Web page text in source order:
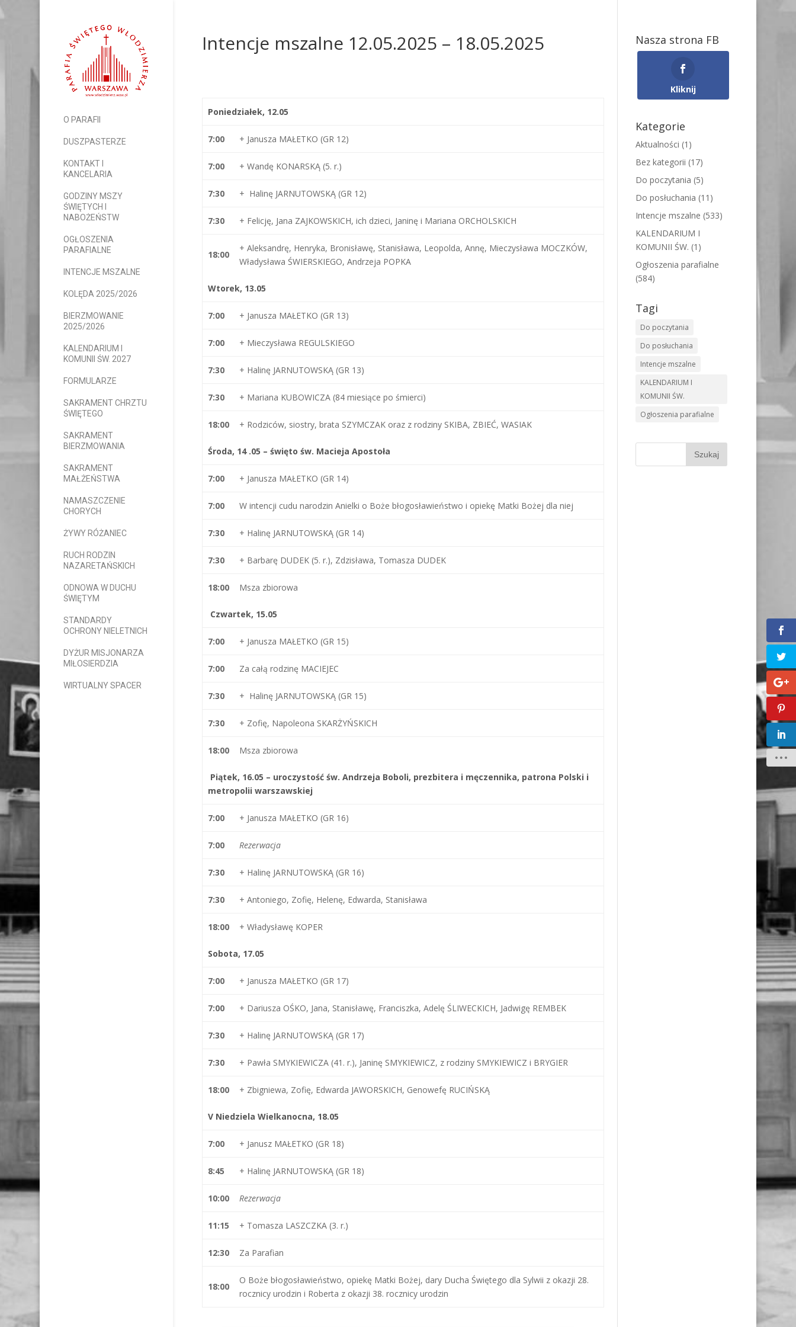
O PARAFII
DUSZPASTERZE
KONTAKT I
KANCELARIA
GODZINY MSZY
ŚWIĘTYCH I
NABOŻEŃSTW
OGŁOSZENIA
PARAFIALNE
INTENCJE MSZALNE
KOLĘDA 2025/2026
BIERZMOWANIE
2025/2026
KALENDARIUM I
KOMUNII ŚW. 2027
FORMULARZE
SAKRAMENT CHRZTU
ŚWIĘTEGO
SAKRAMENT
BIERZMOWANIA
SAKRAMENT
MAŁŻEŃSTWA
NAMASZCZENIE
CHORYCH
ŻYWY RÓŻANIEC
RUCH RODZIN
NAZARETAŃSKICH
ODNOWA W DUCHU
ŚWIĘTYM
STANDARDY
OCHRONY NIELETNICH
DYŻUR MISJONARZA
MIŁOSIERDZIA
WIRTUALNY SPACER
Intencje mszalne 12.05.2025 – 18.05.2025
Poniedziałek, 12.05
7:00 + Janusza MAŁETKO (GR 12)
7:00 + Wandę KONARSKĄ (5. r.)
7:30 + Halinę JARNUTOWSKĄ (GR 12)
7:30 + Felicję, Jana ZAJKOWSKICH, ich dzieci, Janinę i Mariana ORCHOLSKICH
18:00
+ Aleksandrę, Henryka, Bronisławę, Stanisława, Leopolda, Annę, Mieczysława MOCZKÓW,
Władysława ŚWIERSKIEGO, Andrzeja POPKA
Wtorek, 13.05
7:00 + Janusza MAŁETKO (GR 13)
7:00 + Mieczysława REGULSKIEGO
7:30 + Halinę JARNUTOWSKĄ (GR 13)
7:30 + Mariana KUBOWICZA (84 miesiące po śmierci)
18:00 + Rodziców, siostry, brata SZYMCZAK oraz z rodziny SKIBA, ZBIEĆ, WASIAK
Środa, 14.05 – święto św. Macieja Apostoła
7:00 + Janusza MAŁETKO (GR 14)
7:00 W intencji cudu narodzin Anielki o Boże błogosławieństwo i opiekę Matki Bożej dla niej
7:30 + Halinę JARNUTOWSKĄ (GR 14)
7:30 + Barbarę DUDEK (5. r.), Zdzisława, Tomasza DUDEK
18:00 Msza zbiorowa
Czwartek, 15.05
7:00 + Janusza MAŁETKO (GR 15)
7:00 Za całą rodzinę MACIEJEC
7:30 + Halinę JARNUTOWSKĄ (GR 15)
7:30 + Zofię, Napoleona SKARŻYŃSKICH
18:00 Msza zbiorowa
Piątek, 16.05 – uroczystość św. Andrzeja Boboli, prezbitera i męczennika, patrona Polski i
metropolii warszawskiej
7:00 + Janusza MAŁETKO (GR 16)
7:00 Rezerwacja
7:30 + Halinę JARNUTOWSKĄ (GR 16)
7:30 + Antoniego, Zofię, Helenę, Edwarda, Stanisława
18:00 + Władysławę KOPER
Sobota, 17.05
7:00 + Janusza MAŁETKO (GR 17)
7:00 + Dariusza OŚKO, Jana, Stanisławę, Franciszka, Adelę ŚLIWECKICH, Jadwigę REMBEK
7:30 + Halinę JARNUTOWSKĄ (GR 17)
7:30 + Pawła SMYKIEWICZA (41. r.), Janinę SMYKIEWICZ, z rodziny SMYKIEWICZ i BRYGIER
18:00 + Zbigniewa, Zofię, Edwarda JAWORSKICH, Genowefę RUCIŃSKĄ
V Niedziela Wielkanocna, 18.05
7:00 + Janusz MAŁETKO (GR 18)
8:45 + Halinę JARNUTOWSKĄ (GR 18)
10:00 Rezerwacja
11:15 + Tomasza LASZCZKA (3. r.)
12:30 Za Parafian
18:00
O Boże błogosławieństwo, opiekę Matki Bożej, dary Ducha Świętego dla Sylwii z okazji 28.
rocznicy urodzin i Roberta z okazji 38. rocznicy urodzin
Nasza strona FB
Kliknij
Kategorie
Aktualności (1)
Bez kategorii (17)
Do poczytania (5)
Do posłuchania (11)
Intencje mszalne (533)
KALENDARIUM I
KOMUNII ŚW. (1)
Ogłoszenia parafialne
(584)
Tagi
Do poczytania
Do posłuchania
Intencje mszalne
KALENDARIUM I
KOMUNII ŚW.
Ogłoszenia parafialne